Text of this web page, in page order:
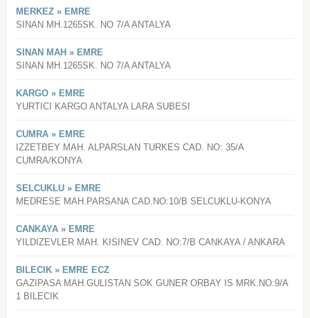
MERKEZ » EMRE
SINAN MH.1265SK. NO 7/A ANTALYA
SINAN MAH » EMRE
SINAN MH.1265SK. NO 7/A ANTALYA
KARGO » EMRE
YURTICI KARGO ANTALYA LARA SUBESI
CUMRA » EMRE
IZZETBEY MAH. ALPARSLAN TURKES CAD. NO: 35/A
CUMRA/KONYA
SELCUKLU » EMRE
MEDRESE MAH.PARSANA CAD.NO:10/B SELCUKLU-KONYA
CANKAYA » EMRE
YILDIZEVLER MAH. KISINEV CAD. NO:7/B CANKAYA / ANKARA
BILECIK » EMRE ECZ
GAZIPASA MAH.GULISTAN SOK GUNER ORBAY IS MRK.NO:9/A
1 BILECIK